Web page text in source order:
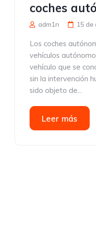
coches
adm1n 15 de
Los coches
vehículos
vehículo que se
sin la intervención
sido objeto de...
Leer más